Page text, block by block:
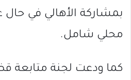
بمشاركة الأهالي في حال
محلي شامل.
كما ودعت لجنة متابعة